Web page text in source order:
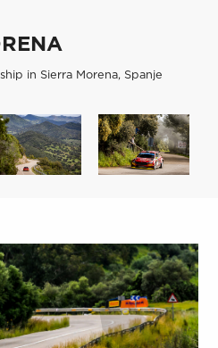
in Sierra Morena, Spanje